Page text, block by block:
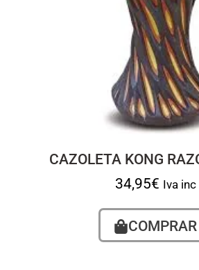
CAZOLETA KONG
34,95€ Iva inc
COMPRAR